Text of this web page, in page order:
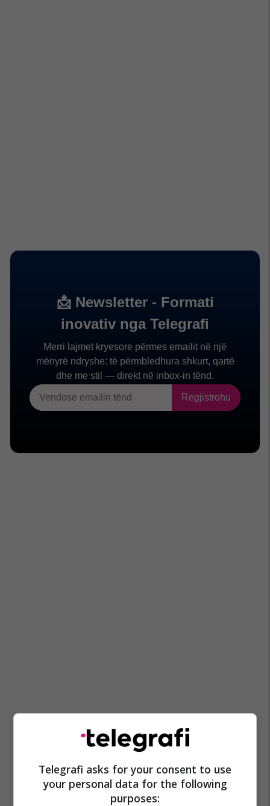
Telegrafi asks for your consent to use
your personal data for the following
purposes: